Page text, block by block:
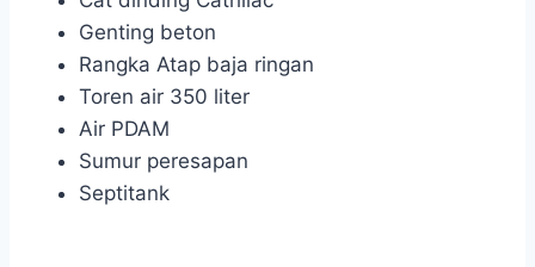
Genting beton
Rangka Atap baja ringan
Toren air 350 liter
Air PDAM
Sumur peresapan
Septitank